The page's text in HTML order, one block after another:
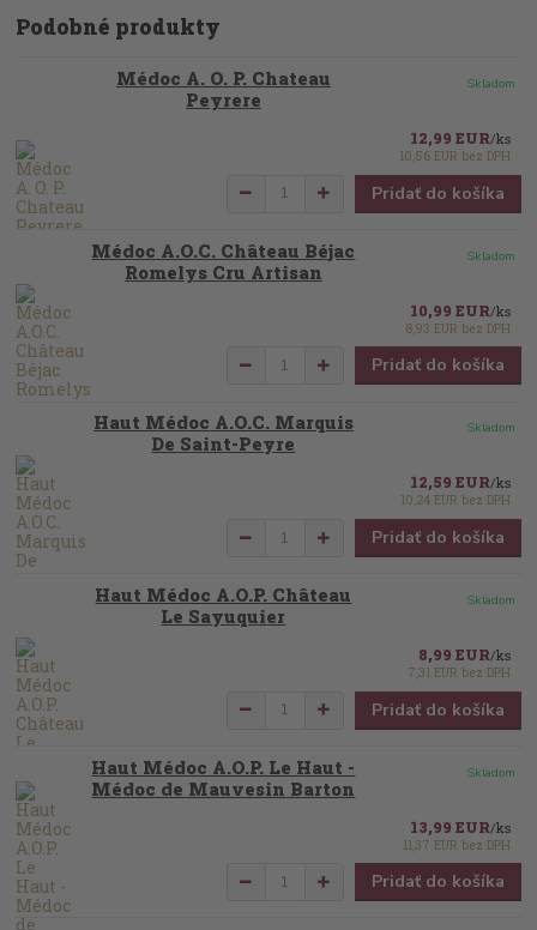
Podobné produkty
Médoc A. O. P. Chateau
Peyrere
12,99 EUR/ks
10,56 EURbez DPH
Skladom
Pridať do košíka
Médoc A.O.C. Château Béjac
Romelys Cru Artisan
10,99 EUR/ks
8,93 EURbez DPH
Skladom
Pridať do košíka
Haut Médoc A.O.C. Marquis
De Saint-Peyre
12,59 EUR/ks
10,24 EURbez DPH
Skladom
Pridať do košíka
Haut Médoc A.O.P. Château
Le Sayuquier
8,99 EUR/ks
7,31 EURbez DPH
Skladom
Pridať do košíka
Haut Médoc A.O.P. Le Haut -
Médoc de Mauvesin Barton
13,99 EUR/ks
11,37 EURbez DPH
Skladom
Pridať do košíka